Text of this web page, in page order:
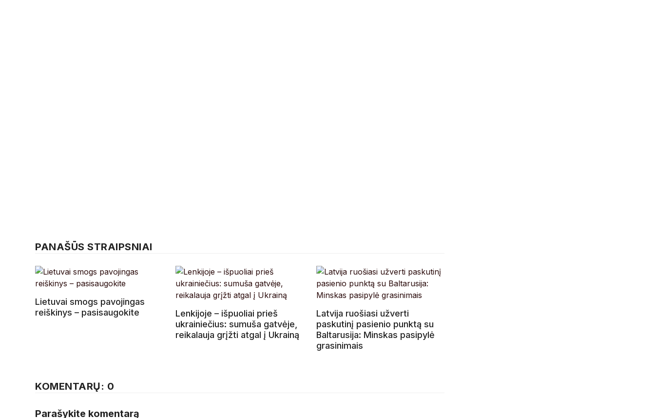
PANAŠŪS STRAIPSNIAI
Lietuvai smogs pavojingas
reiškinys – pasisaugokite
Lenkijoje – išpuoliai prieš
ukrainiečius: sumuša gatvėje,
reikalauja grįžti atgal į Ukrainą
Latvija ruošiasi užverti
paskutinį pasienio punktą su
Baltarusija: Minskas pasipylė
grasinimais
KOMENTARŲ: 0
Parašykite komentarą